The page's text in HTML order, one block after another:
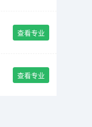
查看专业
查看专业